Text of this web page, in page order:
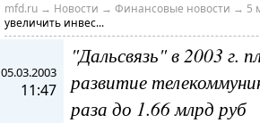
mfd.ru→ Новости → Финансовые новости → 5
увеличить инвес...
05.03.2003
11:47
"Дальсвязь" в 2003 г.
развитие
раза до 1.66 млрд руб